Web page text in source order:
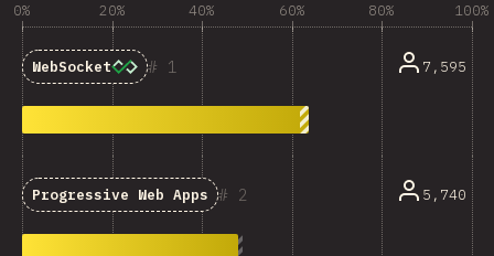
0% 20% 40% 60% 80% 100%
1
WebSocket 7,595
2
Progressive Web Apps 5,740